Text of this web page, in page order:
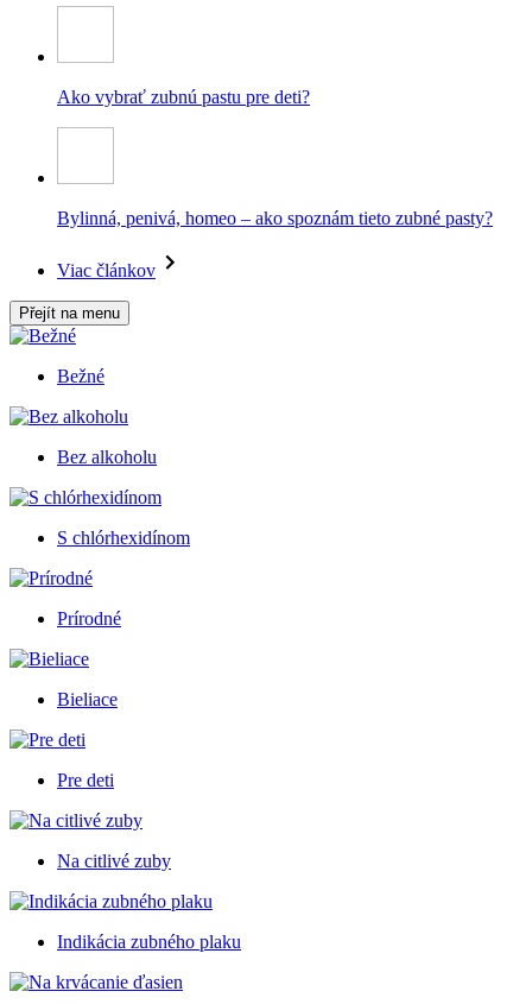
Ako vybrať zubnú pastu pre deti?
Bylinná, penivá, homeo – ako spoznám tieto zubné pasty?
Viac článkov
Přejít na menu
Bežné
Bez alkoholu
S chlórhexidínom
Prírodné
Bieliace
Pre deti
Na citlivé zuby
Indikácia zubného plaku